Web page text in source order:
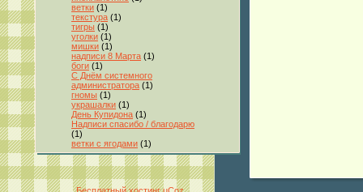
ветки (1)
текстура (1)
тигры (1)
уголки (1)
мишки (1)
надписи 8 Марта (1)
боги (1)
С Днём системного
администратора (1)
гномы (1)
украшалки (1)
День Купидона (1)
Надписи спасибо / благодарю
(1)
ветки с ягодами (1)